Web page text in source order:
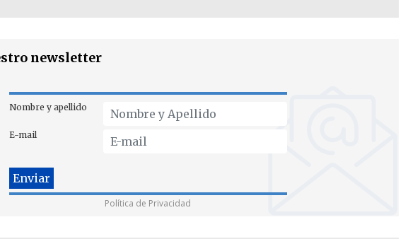
newsletter
Nombre y apellido
E-mail
Política de Privacidad